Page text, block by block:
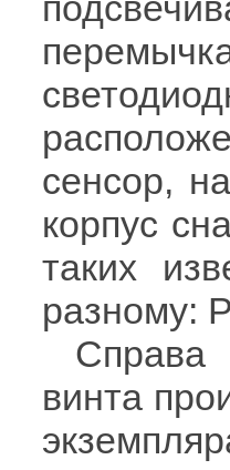
сенсор,
корпус
таких
разному:
Справа
винта